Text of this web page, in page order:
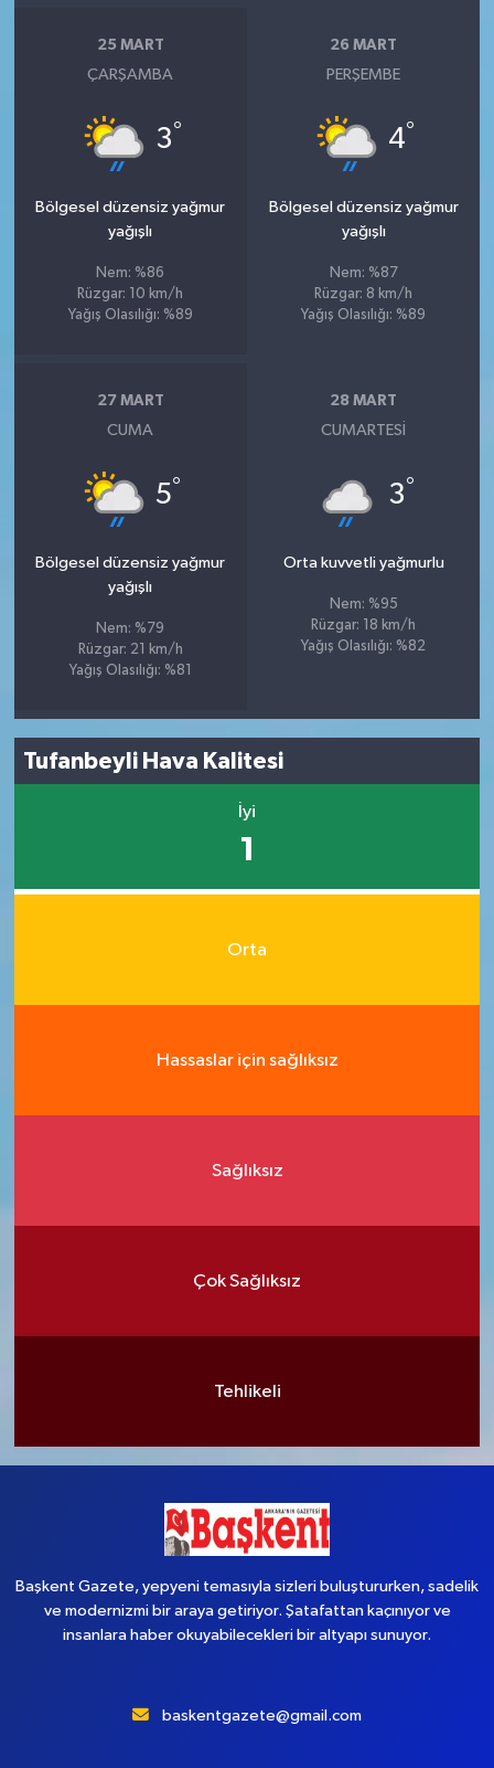
25 MART
ÇARŞAMBA
3°
Bölgesel düzensiz yağmur
yağışlı
Nem: %86
Rüzgar: 10 km/h
Yağış Olasılığı: %89
26 MART
PERŞEMBE
4°
Bölgesel düzensiz yağmur
yağışlı
Nem: %87
Rüzgar: 8 km/h
Yağış Olasılığı: %89
27 MART
CUMA
5°
Bölgesel düzensiz yağmur
yağışlı
Nem: %79
Rüzgar: 21 km/h
Yağış Olasılığı: %81
28 MART
CUMARTESI
3°
Orta kuvvetli yağmurlu
Nem: %95
Rüzgar: 18 km/h
Yağış Olasılığı: %82
Tufanbeyli Hava Kalitesi
İyi
1
Orta
Hassaslar için sağlıksız
Sağlıksız
Çok Sağlıksız
Tehlikeli
Başkent Gazete, yepyeni temasıyla sizleri buluştururken, sadelik
ve modernizmi bir araya getiriyor. Şatafattan kaçınıyor ve
insanlara haber okuyabilecekleri bir altyapı sunuyor.
baskentgazete@gmail.com